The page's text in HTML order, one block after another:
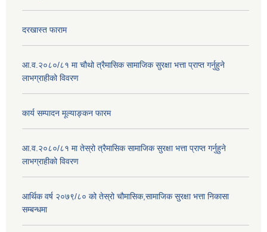
दरखास्त फाराम
आ.व.२०८०/८१ मा चौथो त्रैमासिक सामाजिक सुरक्षा भत्ता प्राप्त गर्नुहुने
लाभग्राहीको विवरण
कार्य सम्पादन मूल्याङ्कन फारम
आ.व.२०८०/८१ मा तेस्रो त्रैमासिक सामाजिक सुरक्षा भत्ता प्राप्त गर्नुहुने
लाभग्राहीको विवरण
आर्थिक वर्ष २०७९/८० को तेस्रो चौमासिक,सामाजिक सुरक्षा भत्ता निकासा
सम्बन्धमा